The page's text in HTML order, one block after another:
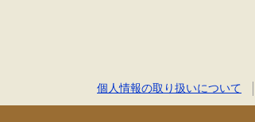
個人情報の取り扱いについて